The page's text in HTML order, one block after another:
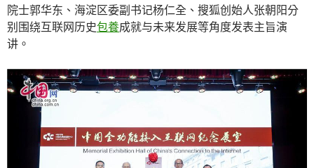
院士郭华东、海淀区委副书记杨仁全、搜狐创始人张朝阳分
别围绕互联网历史包養成就与未来发展等角度发表主旨演
讲。